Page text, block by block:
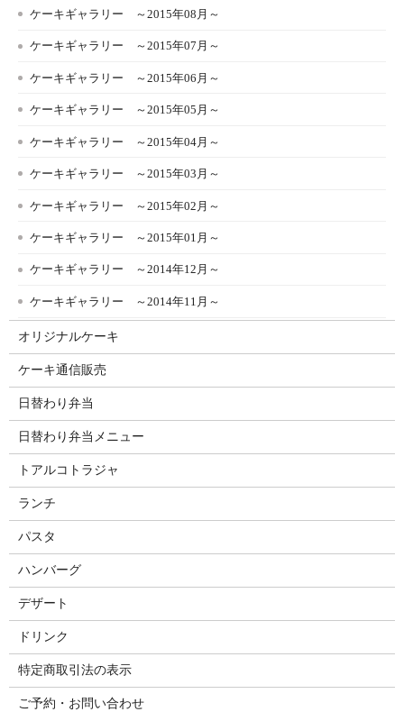
ケーキギャラリー ～2015年08月～
ケーキギャラリー ～2015年07月～
ケーキギャラリー ～2015年06月～
ケーキギャラリー ～2015年05月～
ケーキギャラリー ～2015年04月～
ケーキギャラリー ～2015年03月～
ケーキギャラリー ～2015年02月～
ケーキギャラリー ～2015年01月～
ケーキギャラリー ～2014年12月～
ケーキギャラリー ～2014年11月～
オリジナルケーキ
ケーキ通信販売
日替わり弁当
日替わり弁当メニュー
トアルコトラジャ
ランチ
パスタ
ハンバーグ
デザート
ドリンク
特定商取引法の表示
ご予約・お問い合わせ